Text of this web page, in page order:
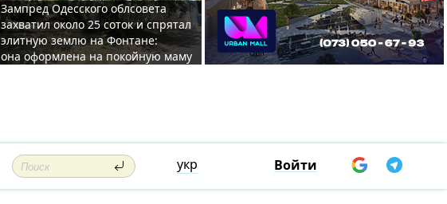
Зампред Одесского облсовета
захватил около 25 соток и спрятал
элитную землю на Фонтане:
она оформлена на покойную маму
укр Войти